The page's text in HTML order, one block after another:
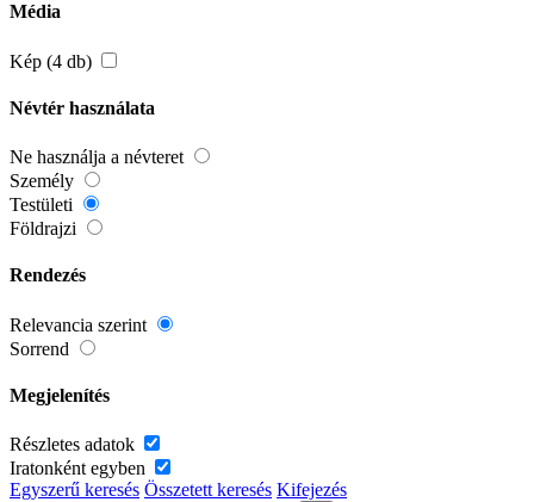
Média
Kép (4 db)
Névtér használata
Ne használja a névteret
Személy
Testületi
Földrajzi
Rendezés
Relevancia szerint
Sorrend
Megjelenítés
Részletes adatok
Iratonként egyben
Egyszerű keresés Összetett keresés Kifejezés